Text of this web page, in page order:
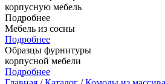
корпусную мебель
Подробнее
Мебель из сосны
Подробнее
Образцы фурнитуры
корпусной мебели
Подробнее